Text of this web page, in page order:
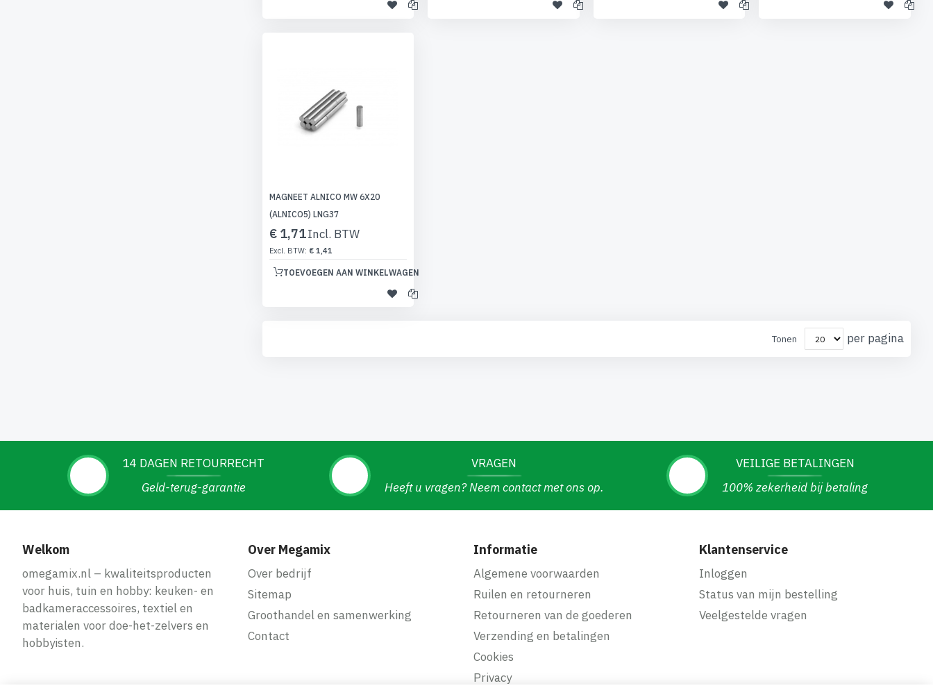
MAGNEET ALNICO MW 6X20
(ALNICO5) LNG37
€ 1,71
€ 1,41
TOEVOEGEN AAN WINKELWAGEN
Tonen per pagina
14 DAGEN RETOURRECHT
Geld-terug-garantie
VRAGEN
Heeft u vragen? Neem contact met ons op.
VEILIGE BETALINGEN
100% zekerheid bij betaling
Welkom
omegamix.nl – kwaliteitsproducten
voor huis, tuin en hobby: keuken- en
badkameraccessoires, textiel en
materialen voor doe-het-zelvers en
hobbyisten.
Over Megamix
Over bedrijf
Sitemap
Groothandel en samenwerking
Contact
Informatie
Algemene voorwaarden
Ruilen en retourneren
Retourneren van de goederen
Verzending en betalingen
Cookies
Privacy
Klantenservice
Inloggen
Status van mijn bestelling
Veelgestelde vragen